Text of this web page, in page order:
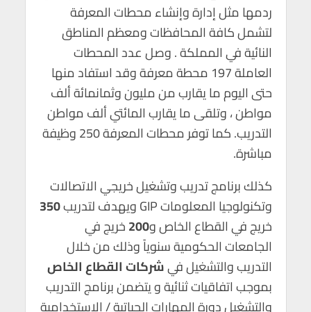
ردمها مثل إدارة وإنشاء محطات المعرفة
لتشمل كافة المحافظات ومعظم المناطق
النائية في المملكة . وصل عدد المحطات
العاملة 197 محطة معرفة وقد استفاد منها
حتى اليوم ما يقارب من مليون وثمانمائة ألف
مواطن ، وتلقى ما يقارب المائتي ألف مواطن
التدريب. كما توفر محطات المعرفة 250 وظيفة
مباشرة.
كذلك برنامج تدريب وتشغيل خريجي الاتصالات
وتكنولوجيا المعلومات GIP ويهدف لتدريب
350
خريج في القطاع الخاص و200خريج في
الجامعات الحكومية سنوياً وذلك من خلال
التدريب والتشغيل فيشركات القطاع الخاص
بموجب اتفاقيات ثنائية و يتضمن برنامج التدريب
والتشغيل دورة المهارات الحياتية / الاستخدامية